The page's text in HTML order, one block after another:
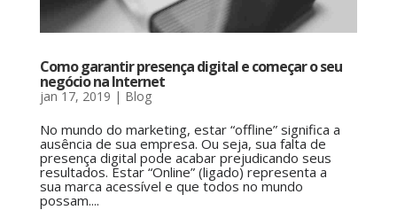
Como garantir presença digital e começar o seu
negócio na Internet
jan 17, 2019 | Blog
No mundo do marketing, estar “offline” significa a
ausência de sua empresa. Ou seja, sua falta de
presença digital pode acabar prejudicando seus
resultados. Estar “Online” (ligado) representa a
sua marca acessível e que todos no mundo
possam....